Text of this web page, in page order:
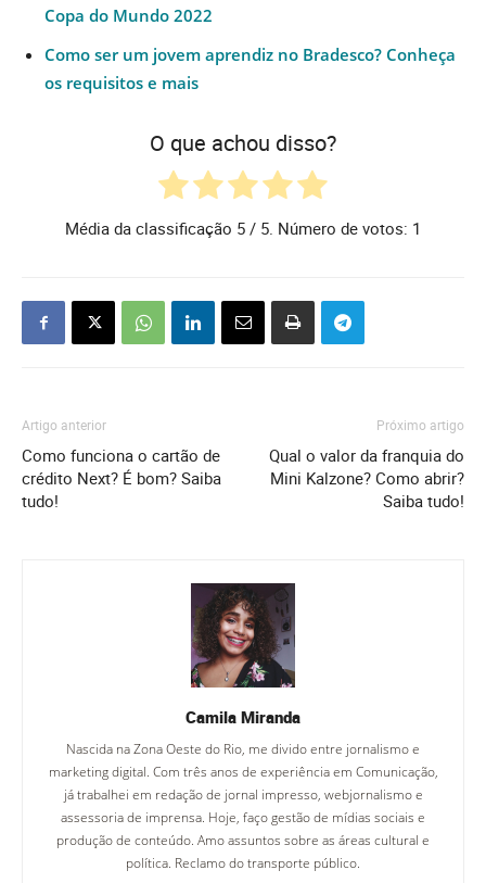
Copa do Mundo 2022
Como ser um jovem aprendiz no Bradesco? Conheça
os requisitos e mais
O que achou disso?
Média da classificação 5 / 5. Número de votos: 1
Artigo anterior
Como funciona o cartão de
crédito Next? É bom? Saiba
tudo!
Próximo artigo
Qual o valor da franquia do
Mini Kalzone? Como abrir?
Saiba tudo!
Camila Miranda
Nascida na Zona Oeste do Rio, me divido entre jornalismo e
marketing digital. Com três anos de experiência em Comunicação,
já trabalhei em redação de jornal impresso, webjornalismo e
assessoria de imprensa. Hoje, faço gestão de mídias sociais e
produção de conteúdo. Amo assuntos sobre as áreas cultural e
política. Reclamo do transporte público.